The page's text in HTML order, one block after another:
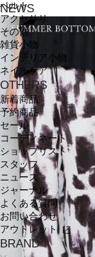
ベルト
アクセサリ
その他
雑貨小物
インテリア小物
ネイルケア
OTHERS
新着商品
予約商品
セール
コーディネート
ショップリスト
スタッフ
ニュース
ジャーナル
よくある質問
お問い合わせ
アウトレット
BRAND
NEWS